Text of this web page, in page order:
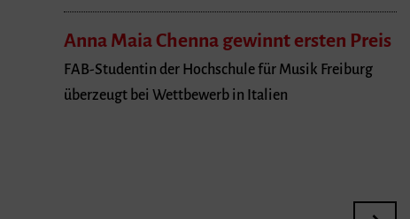
Anna Maia Chenna gewinnt ersten Preis
FAB-Studentin der Hochschule für Musik Freiburg
überzeugt bei Wettbewerb in Italien